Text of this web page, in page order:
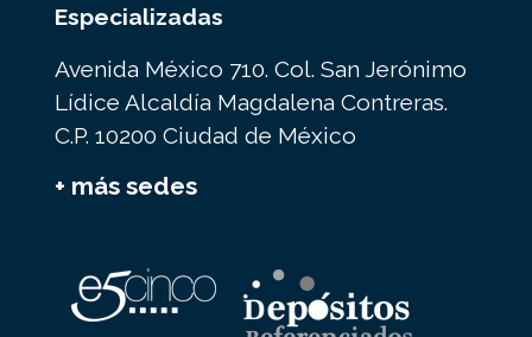
Especializadas
Avenida México 710. Col. San Jerónimo
Lídice Alcaldía Magdalena Contreras.
C.P. 10200 Ciudad de México
+ más sedes